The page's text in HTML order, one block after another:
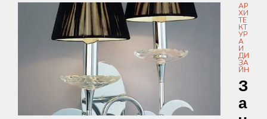
АР
ХИ
ТЕ
КТ
УР
А
И
ДИ
ЗА
ЙН
З
А